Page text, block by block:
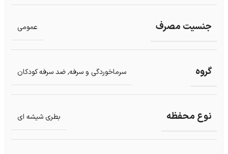
جنسیت مصرف عمومی
گروه سرماخوردگی و سرفه,ضد سرفه کودکان
نوع محفظه بطری شیشه ای